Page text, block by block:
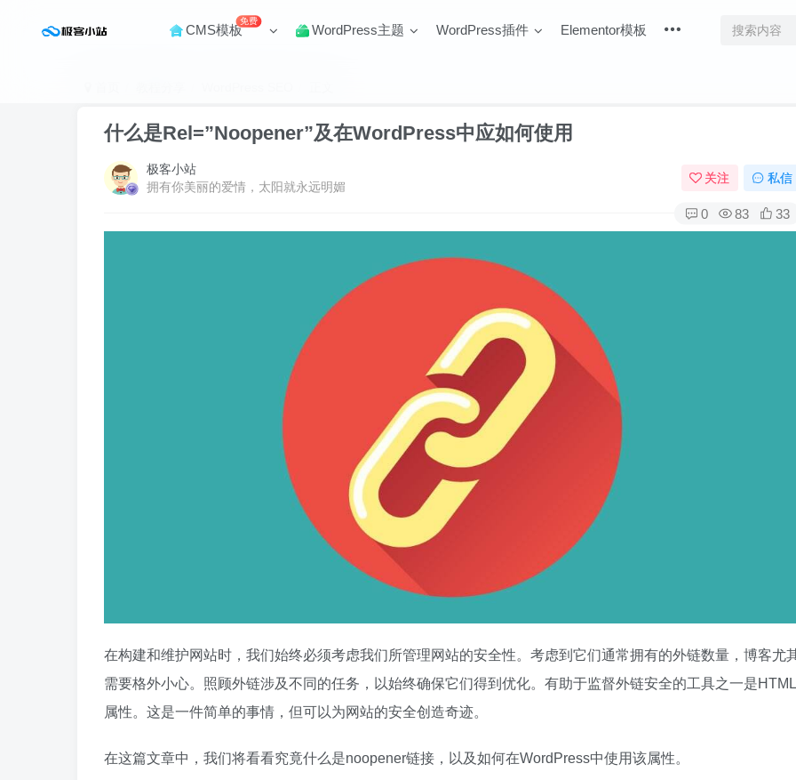
CMS模板
免费
WordPress主题 WordPress插件 Elementor模板
什么是Rel=”Noopener”及在WordPress中应如何使用
极客小站
拥有你美丽的爱情，太阳就永远明媚
关注 私信
0 83 33
在构建和维护网站时，我们始终必须考虑我们所管理网站的安全性。考虑到它们通常拥有的外链数量，博客尤
需要格外小心。照顾外链涉及不同的任务，以始终确保它们得到优化。有助于监督外链安全的工具之一是HTML
属性。这是一件简单的事情，但可以为网站的安全创造奇迹。
在这篇文章中，我们将看看究竟什么是noopener链接，以及如何在WordPress中使用该属性。